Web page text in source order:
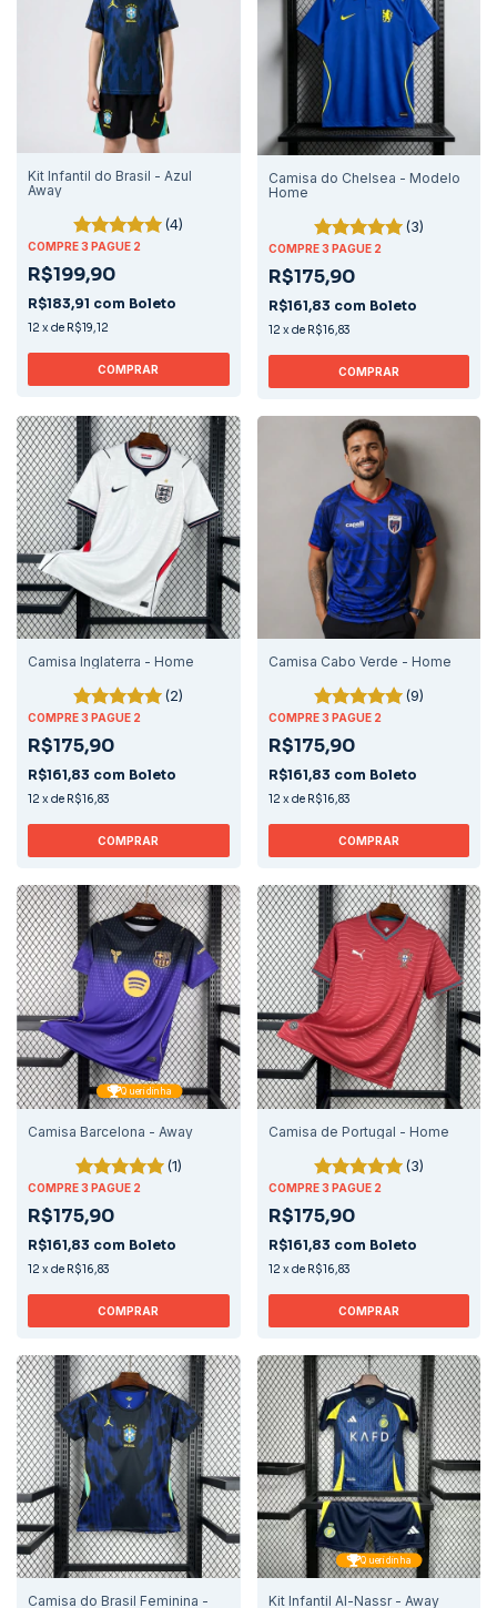
Kit Infantil do Brasil - Azul
Away
(4)
COMPRE 3 PAGUE 2
R$199,90
R$183,91 com Boleto
12 xde R$19,12
COMPRAR
Camisa do Chelsea - Modelo
Home
(3)
COMPRE 3 PAGUE 2
R$175,90
R$161,83 com Boleto
12 x de R$16,83
COMPRAR
Camisa Inglaterra - Home
(2)
COMPRE 3 PAGUE 2
R$175,90
R$161,83 com Boleto
12 xde R$16,83
COMPRAR
Camisa Cabo Verde - Home
(9)
COMPRE 3 PAGUE 2
R$175,90
R$161,83 com Boleto
12 xde R$16,83
COMPRAR
Queridinha
Camisa Barcelona - Away
(1)
COMPRE 3 PAGUE 2
R$175,90
R$161,83 com Boleto
12 x de R$16,83
COMPRAR
Camisa de Portugal - Home
(3)
COMPRE 3 PAGUE 2
R$175,90
R$161,83 com Boleto
12 x de R$16,83
COMPRAR
Camisa do Brasil Feminina -
Queridinha
Kit Infantil Al-Nassr - Away